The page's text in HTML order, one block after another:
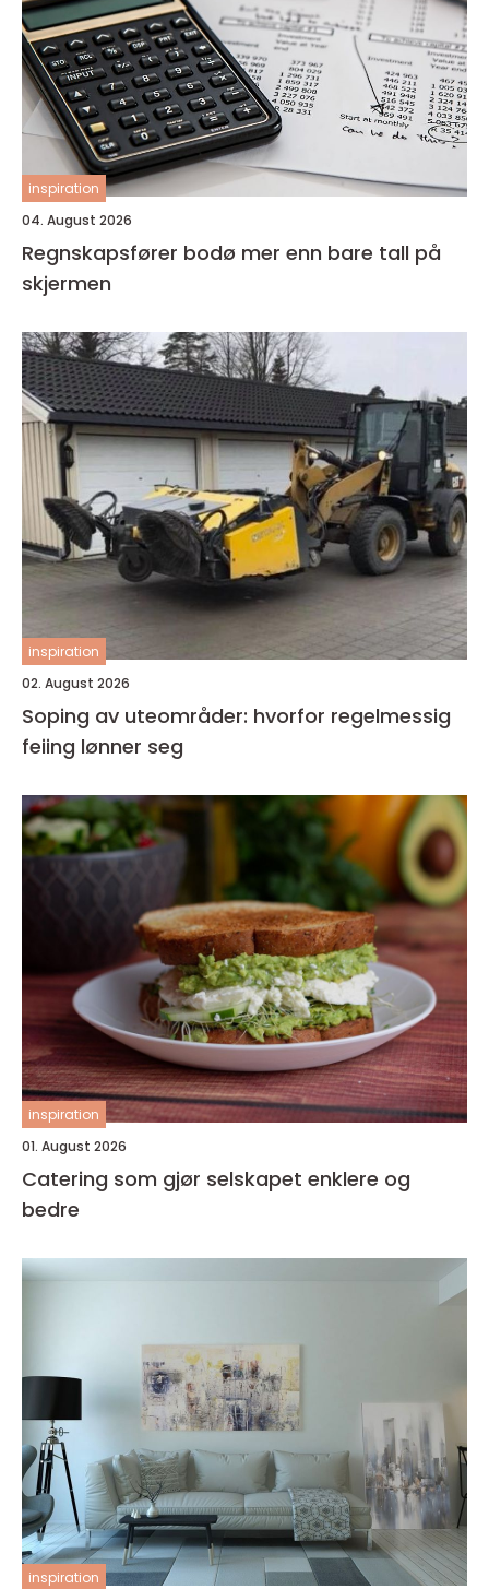
inspiration
04. August 2026
Regnskapsfører bodø mer enn bare tall på
skjermen
inspiration
02. August 2026
Soping av uteområder: hvorfor regelmessig
feiing lønner seg
inspiration
01. August 2026
Catering som gjør selskapet enklere og
bedre
inspiration